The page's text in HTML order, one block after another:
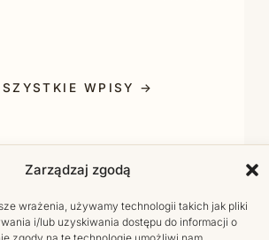
Zarządzaj zgodą
wrażenia, używamy technologii takich jak pliki
i/lub uzyskiwania dostępu do informacji o
WPISY →